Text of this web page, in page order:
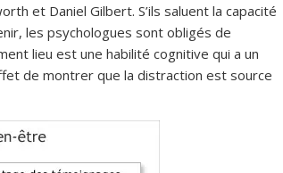
et Daniel Gilbert. S’ils saluent la capacité
les psychologues sont obligés de
lieu est une habilité cognitive qui a un
de montrer que la distraction est source